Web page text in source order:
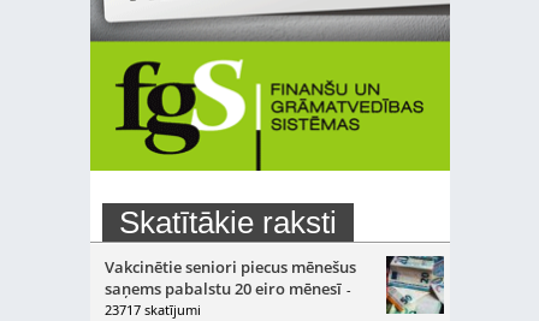
Skatītākie raksti
Vakcinētie seniori piecus mēnešus
saņems pabalstu 20 eiro mēnesī -
23717 skatījumi